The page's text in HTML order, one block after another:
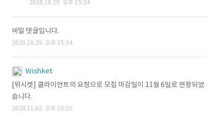
2020.10.29. 오후 15:34
비밀 댓글입니다.
2020.10.29. 오후 15:34
Wishket
[위시켓] 클라이언트의 요청으로 모집 마감일이 11월 6일로 연장되었
습니다.
2020.11.02. 오후 16:55